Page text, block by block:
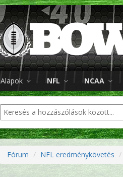
Alapok NFL NCAA
Fórum NFL eredménykövetés